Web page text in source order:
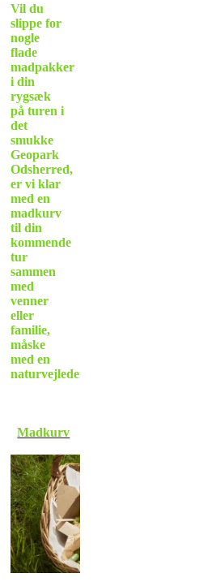
Vil du
slippe for
nogle
flade
madpakker
i din
rygsæk
på turen i
det
smukke
Geopark
Odsherred,
er vi klar
med en
madkurv
til din
kommende
tur
sammen
med
venner
eller
familie,
måske
med en
naturvejleder?
Madkurv